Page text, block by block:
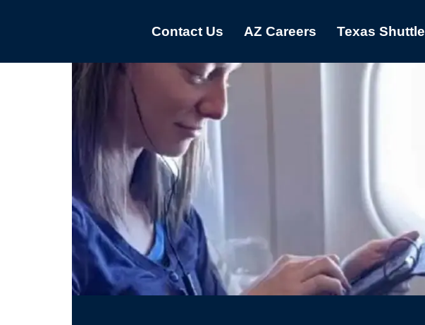
Texas Shuttle
AZ Careers
Contact Us